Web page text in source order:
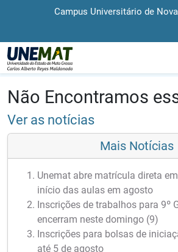
Campus Universitário de
Página Inicial
Não Encontramos
Ver as notícias
Mais Notícias
Unemat abre matrícula direta
início das aulas em agosto
Inscrições de trabalhos para 9º
encerram neste domingo (9)
Inscrições para bolsas de
até 5 de agosto